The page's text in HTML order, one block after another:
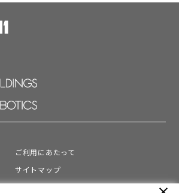
ご利用にあたって
サイトマップ
プライバシーポリシー